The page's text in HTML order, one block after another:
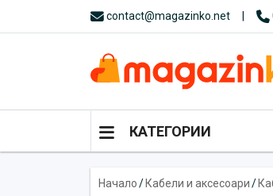
contact@magazinko.net
КАТЕГОРИИ
Начало/ Кабели и аксесоари/